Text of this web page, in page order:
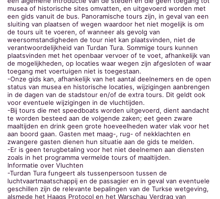
musea of historische sites omvatten, en uitgevoerd worden met
een gids vanuit de bus. Panoramische tours zijn, in geval van een
sluiting van plaatsen of wegen waardoor het niet mogelijk is om
de tours uit te voeren, of wanneer als gevolg van
weersomstandigheden de tour niet kan plaatsvinden, niet de
verantwoordelijkheid van Turdan Tura. Sommige tours kunnen
plaatsvinden met het openbaar vervoer of te voet, afhankelijk van
de mogelijkheden, op locaties waar wegen zijn afgesloten of waar
toegang met voertuigen niet is toegestaan.
-Onze gids kan, afhankelijk van het aantal deelnemers en de open
status van musea en historische locaties, wijzigingen aanbrengen
in de dagen van de stadstour en/of de extra tours. Dit geldt ook
voor eventuele wijzigingen in de vluchtijden.
-Bij tours die met speedboats worden uitgevoerd, dient aandacht
te worden besteed aan de volgende zaken; eet geen zware
maaltijden en drink geen grote hoeveelheden water vlak voor het
aan boord gaan. Gasten met maag-, rug- of nekklachten en
zwangere gasten dienen hun situatie aan de gids te melden.
-Er is geen terugbetaling voor het niet deelnemen aan diensten
zoals in het programma vermelde tours of maaltijden.
Informatie over Vluchten
-Turdan Tura fungeert als tussenpersoon tussen de
luchtvaartmaatschappij en de passagier en in geval van eventuele
geschillen zijn de relevante bepalingen van de Turkse wetgeving,
alsmede het Haags Protocol en het Warschau Verdrag van